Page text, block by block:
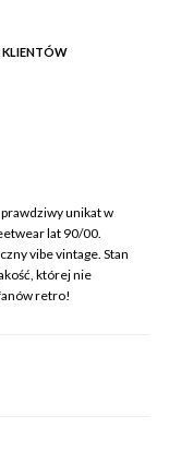
KLIENTÓW
unikat w
lat 90/00.
vibe vintage. Stan
której nie
retro!